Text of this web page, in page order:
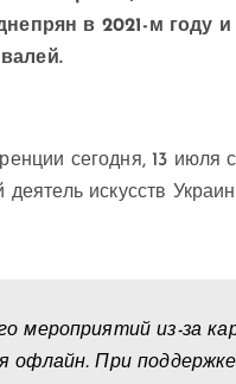
в 2021-м году
сегодня, 13 июля
искусств
мероприятий из-за
офлайн. При